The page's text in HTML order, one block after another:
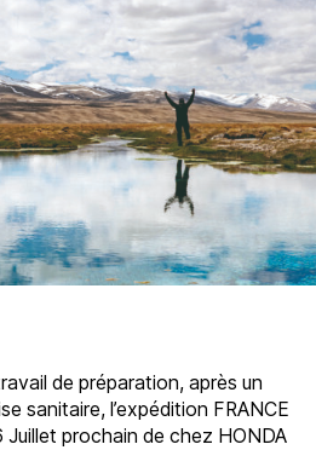
de préparation, après un
sanitaire, l’expédition FRANCE
Juillet prochain de chez HONDA